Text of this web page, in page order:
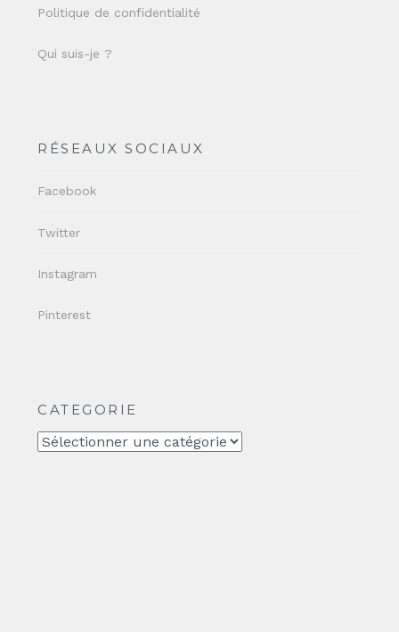
Politique de confidentialité
Qui suis-je ?
RÉSEAUX SOCIAUX
Facebook
Twitter
Instagram
Pinterest
CATEGORIE
CATEGORIE